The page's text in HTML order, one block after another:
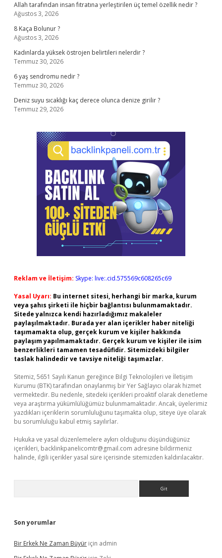
Allah tarafından insan fıtratına yerleştirilen üç temel özellik nedir ?
Ağustos 3, 2026
8 Kaça Bolunur ?
Ağustos 3, 2026
Kadınlarda yüksek östrojen belirtileri nelerdir ?
Temmuz 30, 2026
6 yaş sendromu nedir ?
Temmuz 30, 2026
Deniz suyu sıcaklığı kaç derece olunca denize girilir ?
Temmuz 29, 2026
Reklam ve İletişim: Skype: live:.cid.575569c608265c69
Yasal Uyarı: Bu internet sitesi, herhangi bir marka, kurum
veya şahıs şirketi ile hiçbir bağlantısı bulunmamaktadır.
Sitede yalnızca kendi hazırladığımız makaleler
paylaşılmaktadır. Burada yer alan içerikler haber niteliği
taşımamakta olup, gerçek kurum ve kişiler hakkında
paylaşım yapılmamaktadır. Gerçek kurum ve kişiler ile isim
benzerlikleri tamamen tesadüfidir. Sitemizdeki bilgiler
taslak halindedir ve tavsiye niteliği taşımazlar.
Sitemiz, 5651 Sayılı Kanun gereğince Bilgi Teknolojileri ve İletişim
Kurumu (BTK) tarafından onaylanmış bir Yer Sağlayıcı olarak hizmet
vermektedir. Bu nedenle, sitedeki içerikleri proaktif olarak denetleme
veya araştırma yükümlülüğümüz bulunmamaktadır. Ancak, üyelerimiz
yazdıkları içeriklerin sorumluluğunu taşımakta olup, siteye üye olarak
bu sorumluluğu kabul etmiş sayılırlar.
Hukuka ve yasal düzenlemelere aykırı olduğunu düşündüğünüz
içerikleri, backlinkpanelicomtr@gmail.com adresine bildirmeniz
halinde, ilgili içerikler yasal süre içerisinde sitemizden kaldırılacaktır.
Son yorumlar
Bir Erkek Ne Zaman Büyür için admin